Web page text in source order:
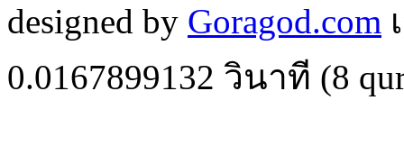
designed by Goragod.com
0.0167899132 วินาที (8